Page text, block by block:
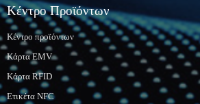
Κέντρο Προϊόντων
Κέντρο προϊόντων
Κάρτα EMV
Κάρτα RFID
Ετικέτα NFC